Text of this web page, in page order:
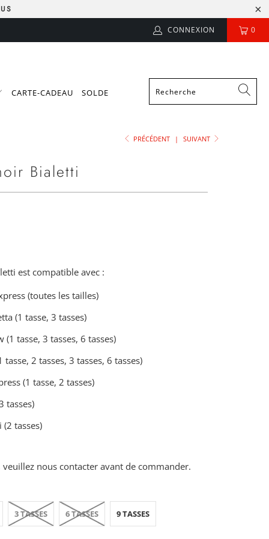
CONNEXION 0
CARTE-CADEAU SOLDE
PRÉCÉDENT | SUIVANT
Bialetti
est compatible avec :
(toutes les tailles)
(1 tasse, 3 tasses)
(1 tasse, 3 tasses, 6 tasses)
2 tasses, 3 tasses, 6 tasses)
(1 tasse, 2 tasses)
tasses)
tasses)
veuillez nous contacter avant de commander.
3 TASSES 6 TASSES 9 TASSES